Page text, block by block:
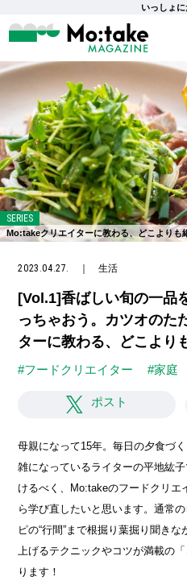
いっしょに
SERIES
Mo:takeクリエイターに教わる、どこよりも
2023.04.27. ｜生活
[Vol.1]香ばしい旬の一品
っちゃおう。カツオのた
ターに教わる、どこより
#フードクリエイター #家庭
ポスト
母親になって15年。毎日の夕食づ
雑になっているライターの平地紘
けるべく、Mo:takeのフードクリエ
ら学び直したいと思います。通常
ピの“行間”まで根掘り葉掘り聞き
上げるテクニックやコツが満載の
ります！